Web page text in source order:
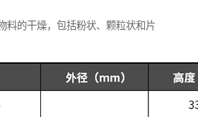
料的干燥，包括粉状、颗粒状和片